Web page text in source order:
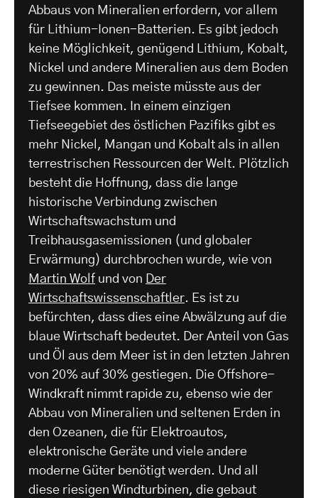
Abbaus von Mineralien erfordern, vor allem
für Lithium-Ionen-Batterien. Es gibt jedoch
keine Möglichkeit, genügend Lithium, Kobalt,
Nickel und andere Mineralien aus dem Boden
zu gewinnen. Das meiste müsste aus der
Tiefsee kommen. In einem einzigen
Tiefseegebiet des östlichen Pazifiks gibt es
mehr Nickel, Mangan und Kobalt als in allen
terrestrischen Ressourcen der Welt. Plötzlich
besteht die Hoffnung, dass die lange
historische Verbindung zwischen
Wirtschaftswachstum und
Treibhausgasemissionen (und globaler
Erwärmung) durchbrochen wurde, wie von
Martin Wolf und von Der
Wirtschaftswissenschaftler. Es ist zu
befürchten, dass dies eine Abwälzung auf die
blaue Wirtschaft bedeutet. Der Anteil von Gas
und Öl aus dem Meer ist in den letzten Jahren
von 20% auf 30% gestiegen. Die Offshore-
Windkraft nimmt rapide zu, ebenso wie der
Abbau von Mineralien und seltenen Erden in
den Ozeanen, die für Elektroautos,
elektronische Geräte und viele andere
moderne Güter benötigt werden. Und all
diese riesigen Windturbinen, die gebaut